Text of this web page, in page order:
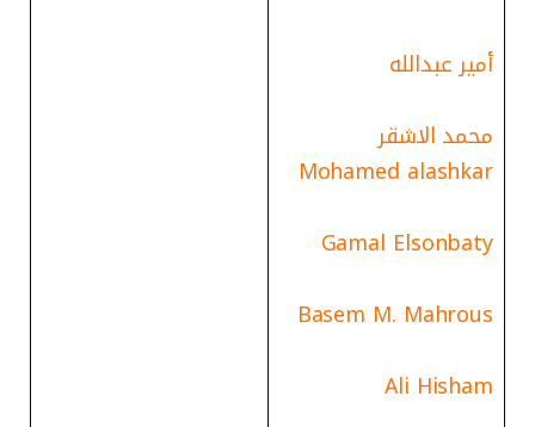
أمير عبدالله
محمد الاشقر
Mohamed alashkar
Gamal Elsonbaty
Basem M. Mahrous
Ali Hisham